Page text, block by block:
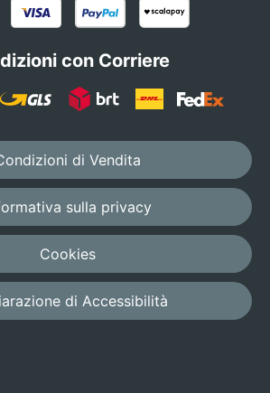
con Corriere
di Vendita
sulla privacy
Cookies
di Accessibilità